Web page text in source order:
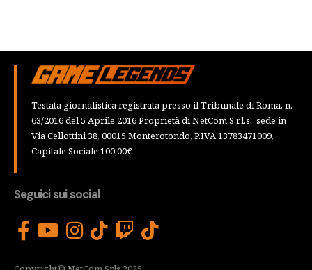
Testata giornalistica registrata presso il Tribunale di Roma, n.
63/2016 del 5 Aprile 2016 Proprietà di NetCom S.r.l.s., sede in
Via Cellottini 38, 00015 Monterotondo, P.IVA 13783471009,
Capitale Sociale 100,00€
Seguici sui social